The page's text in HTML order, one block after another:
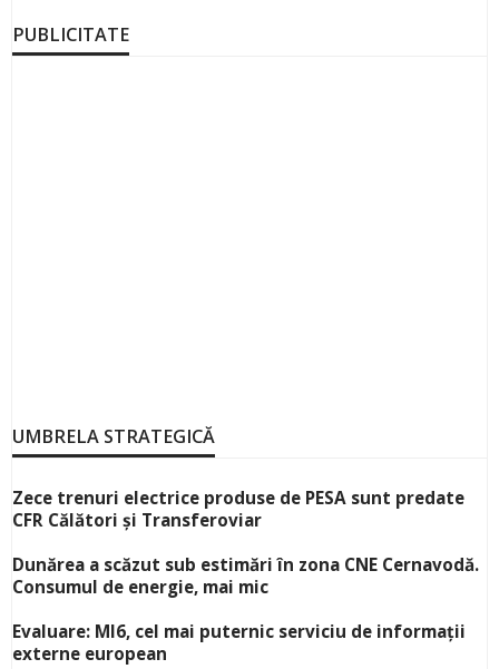
PUBLICITATE
UMBRELA STRATEGICĂ
Zece trenuri electrice produse de PESA sunt predate
CFR Călători și Transferoviar
Dunărea a scăzut sub estimări în zona CNE Cernavodă.
Consumul de energie, mai mic
Evaluare: MI6, cel mai puternic serviciu de informații
externe european